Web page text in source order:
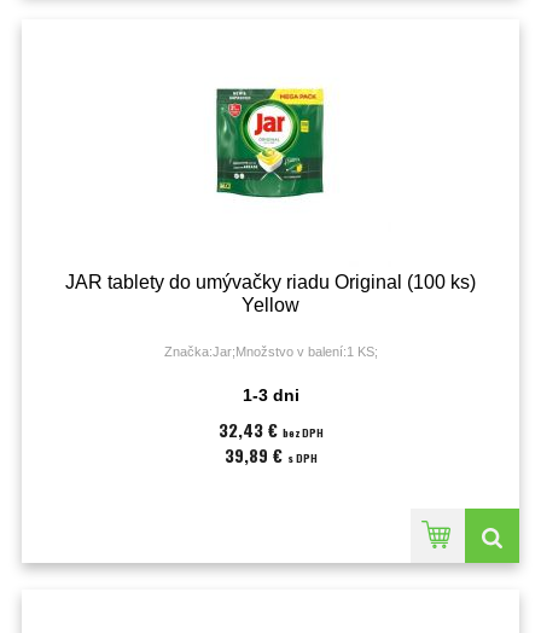
JAR tablety do umývačky riadu Original (100 ks)
Yellow
Značka:Jar;Množstvo v balení:1 KS;
1-3 dni
32,43 € bez DPH
39,89 € s DPH